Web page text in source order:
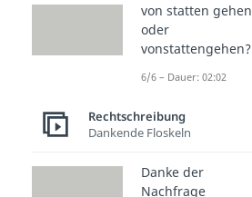
von statten gehen
oder
vonstattengehen?
6/6 – Dauer: 02:02
Rechtschreibung
Dankende Floskeln
Danke der
Nachfrage